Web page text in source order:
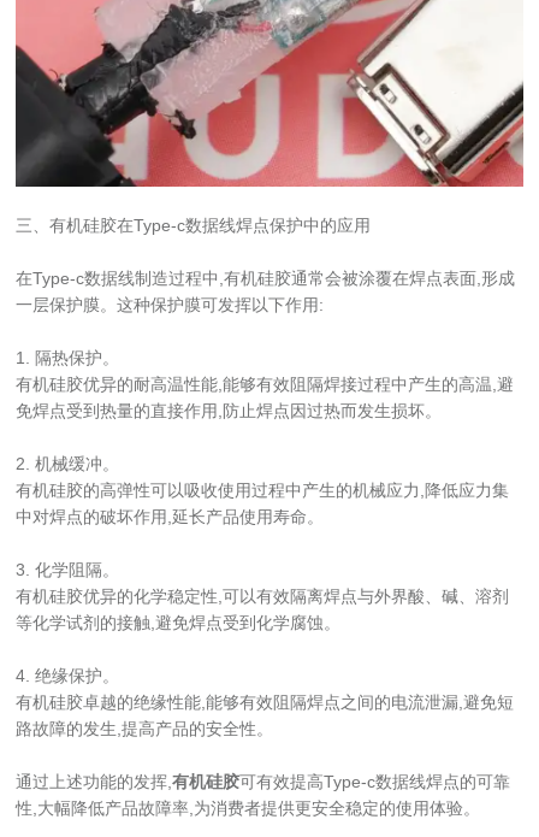
三、有机硅胶在Type-c数据线焊点保护中的应用
在Type-c数据线制造过程中,有机硅胶通常会被涂覆在焊点表面,形成
一层保护膜。这种保护膜可发挥以下作用:
1. 隔热保护。
有机硅胶优异的耐高温性能,能够有效阻隔焊接过程中产生的高温,避
免焊点受到热量的直接作用,防止焊点因过热而发生损坏。
2. 机械缓冲。
有机硅胶的高弹性可以吸收使用过程中产生的机械应力,降低应力集
中对焊点的破坏作用,延长产品使用寿命。
3. 化学阻隔。
有机硅胶优异的化学稳定性,可以有效隔离焊点与外界酸、碱、溶剂
等化学试剂的接触,避免焊点受到化学腐蚀。
4. 绝缘保护。
有机硅胶卓越的绝缘性能,能够有效阻隔焊点之间的电流泄漏,避免短
路故障的发生,提高产品的安全性。
通过上述功能的发挥,有机硅胶可有效提高Type-c数据线焊点的可靠
性,大幅降低产品故障率,为消费者提供更安全稳定的使用体验。